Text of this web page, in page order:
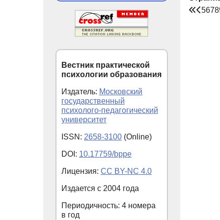
5678
Вестник практической
психологии образования
Издатель: Московский
государственный
психолого-педагогический
университет
ISSN: 2658-3100 (Online)
DOI: 10.17759/bppe
Лицензия: CC BY-NC 4.0
Издается с 2004 года
Периодичность: 4 номера
в год